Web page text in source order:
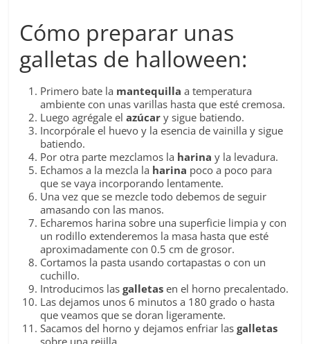
Cómo preparar unas
galletas de halloween:
Primero bate la mantequilla a temperatura
ambiente con unas varillas hasta que esté cremosa.
Luego agrégale elazúcar y sigue batiendo.
Incorpórale el huevo y la esencia de vainilla y sigue
batiendo.
Por otra parte mezclamos la harina y la levadura.
Echamos a la mezcla la harina poco a poco para
que se vaya incorporando lentamente.
Una vez que se mezcle todo debemos de seguir
amasando con las manos.
Echaremos harina sobre una superficie limpia y con
un rodillo extenderemos la masa hasta que esté
aproximadamente con 0.5 cm de grosor.
Cortamos la pasta usando cortapastas o con un
cuchillo.
Introducimos lasgalletas en el horno precalentado.
Las dejamos unos 6 minutos a 180 grado o hasta
que veamos que se doran ligeramente.
Sacamos del horno y dejamos enfriar las galletas